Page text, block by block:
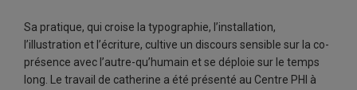
Sa pratique, qui croise la typographie, l’installation,
l’illustration et l’écriture, cultive un discours sensible sur la co-
présence avec l’autre-qu’humain et se déploie sur le temps
long. Le travail de catherine a été présenté au Centre PHI à